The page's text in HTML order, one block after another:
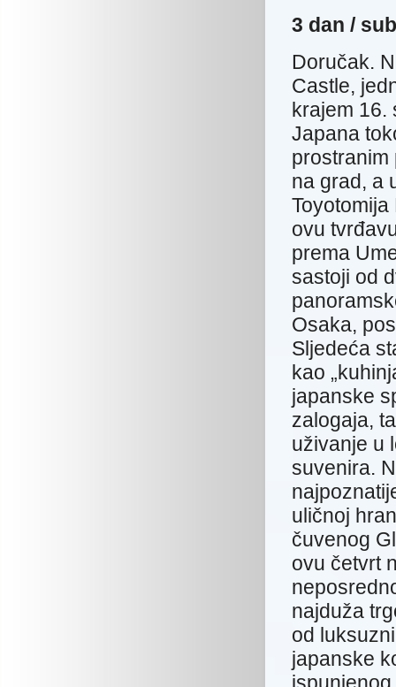
3 dan
Doručak.
Castle,
krajem 16.
Japana
prostranim
na grad, a
ovu
prema
sastoji od
Osaka,
Sljedeća
kao
japanske
zalogaja,
uživanje u
suvenira.
uličnoj
čuvenog
ovu četvrt
najduža
od
japanske